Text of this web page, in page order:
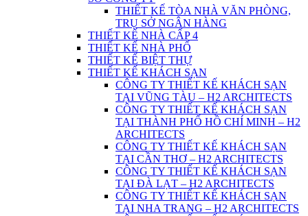
THIẾT KẾ TÒA NHÀ VĂN PHÒNG,
TRỤ SỞ NGÂN HÀNG
THIẾT KẾ NHÀ CẤP 4
THIẾT KẾ NHÀ PHỐ
THIẾT KẾ BIỆT THỰ
THIẾT KẾ KHÁCH SẠN
CÔNG TY THIẾT KẾ KHÁCH SẠN
TẠI VŨNG TÀU – H2 ARCHITECTS
CÔNG TY THIẾT KẾ KHÁCH SẠN
TẠI THÀNH PHỐ HỒ CHÍ MINH – H2
ARCHITECTS
CÔNG TY THIẾT KẾ KHÁCH SẠN
TẠI CẦN THƠ – H2 ARCHITECTS
CÔNG TY THIẾT KẾ KHÁCH SẠN
TẠI ĐÀ LẠT – H2 ARCHITECTS
CÔNG TY THIẾT KẾ KHÁCH SẠN
TẠI NHA TRANG – H2 ARCHITECTS